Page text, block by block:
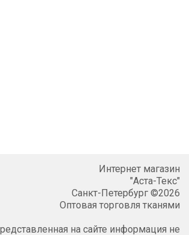
Интернет магазин
"Аста-Текс"
Санкт-Петербург ©2026
Оптовая торговля тканями
на сайте информация не